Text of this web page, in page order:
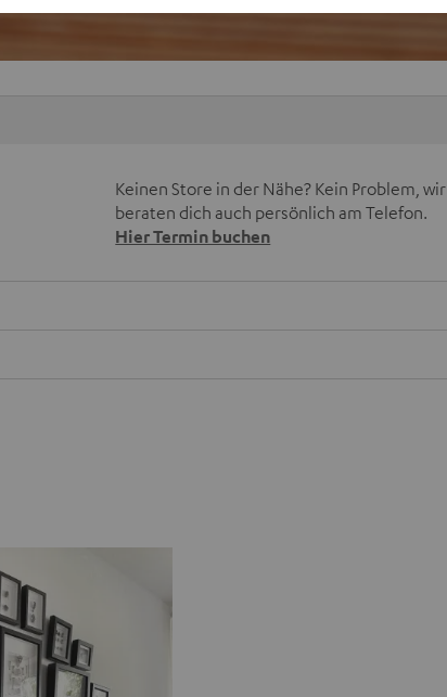
Keinen Store in der Nähe? Kein Problem, wir
beraten dich auch persönlich am Telefon.
Hier Termin buchen